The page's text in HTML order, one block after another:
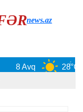
news.az
8 Avq 28°C